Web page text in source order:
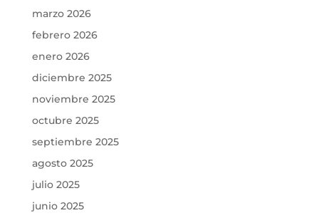
marzo 2026
febrero 2026
enero 2026
diciembre 2025
noviembre 2025
octubre 2025
septiembre 2025
agosto 2025
julio 2025
junio 2025